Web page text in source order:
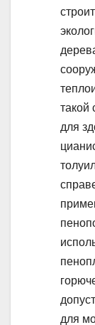
такой
для
для